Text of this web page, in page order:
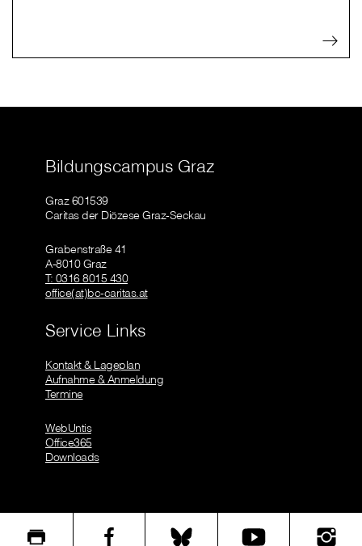
Bildungscampus Graz
Graz 601539
Caritas der Diözese Graz-Seckau
Grabenstraße 41
A-8010 Graz
T: 0316 8015 430
office(at)bc-caritas.at
Service Links
Kontakt & Lageplan
Aufnahme & Anmeldung
Termine
WebUntis
Office365
Downloads